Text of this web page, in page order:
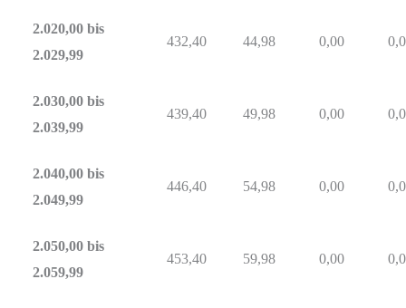
2.020,00 bis
2.029,99
432,40 44,98 0,00
2.030,00 bis
2.039,99
439,40 49,98 0,00
2.040,00 bis
2.049,99
446,40 54,98 0,00
2.050,00 bis
2.059,99
453,40 59,98 0,00